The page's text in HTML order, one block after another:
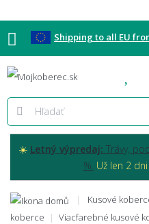
Shipping to all EU
Blog
☀️ Letný výpredaj: Trávy,
%. Už len 2
Kusové
koberce
Viacfarebné kusové